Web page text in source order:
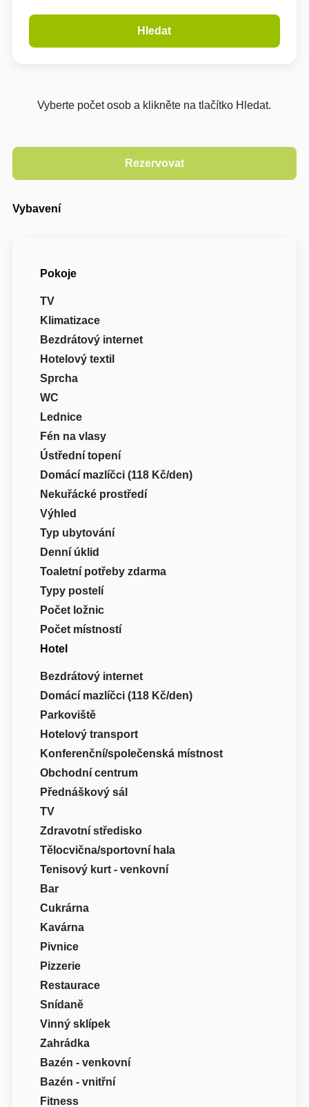
Hledat
Vyberte počet osob a klikněte na tlačítko Hledat.
Vybavení
Pokoje
TV
Klimatizace
Bezdrátový internet
Hotelový textil
Sprcha
WC
Lednice
Fén na vlasy
Ústřední topení
Domácí mazlíčci (118 Kč/den)
Nekuřácké prostředí
Výhled
Typ ubytování
Denní úklid
Toaletní potřeby zdarma
Typy postelí
Počet ložnic
Počet místností
Hotel
Bezdrátový internet
Domácí mazlíčci (118 Kč/den)
Parkoviště
Hotelový transport
Konferenční/společenská místnost
Obchodní centrum
Přednáškový sál
TV
Zdravotní středisko
Tělocvična/sportovní hala
Tenisový kurt - venkovní
Bar
Cukrárna
Kavárna
Pivnice
Pizzerie
Restaurace
Snídaně
Vinný sklípek
Zahrádka
Bazén - venkovní
Bazén - vnitřní
Fitness